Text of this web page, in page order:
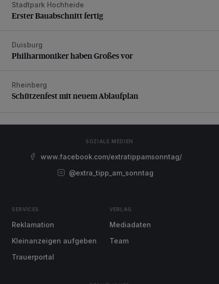
Erster Bauabschnitt fertig
Stadtpark Hochheide
Erster Bauabschnitt fertig
Philharmoniker haben Großes vor
Duisburg
Philharmoniker haben Großes vor
Schützenfest mit neuem Ablaufplan
Rheinberg
Schützenfest mit neuem Ablaufplan
SOZIALE MEDIEN
www.facebook.com/extratippamsonntag/
@extra_tipp_am_sonntag
SERVICES
Reklamation
Kleinanzeigen aufgeben
Trauerportal
VERLAG
Mediadaten
Team